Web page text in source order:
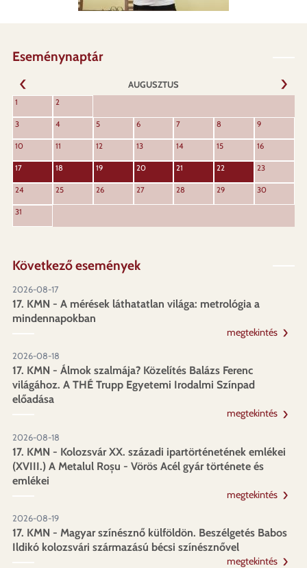
Eseménynaptár
ELŐZŐ
AUGUSZTUS
1 2
3 4 5 6 7 8 9
10 11 12 13 14 15 16
17 18 19 20 21 22 23
24 25 26 27 28 29 30
31
Következő események
2026-08-17
17. KMN - A mérések láthatatlan világa: metrológia a
mindennapokban
megtekintés
2026-08-18
17. KMN - Álmok szalmája? Közelítés Balázs Ferenc
világához. A THÉ Trupp Egyetemi Irodalmi Színpad
előadása
megtekintés
2026-08-18
17. KMN - Kolozsvár XX. századi ipartörténetének emlékei
(XVIII.) A Metalul Roșu - Vörös Acél gyár története és
emlékei
megtekintés
2026-08-19
17. KMN - Magyar színésznő külföldön. Beszélgetés Babos
Ildikó kolozsvári származású bécsi színésznővel
megtekintés